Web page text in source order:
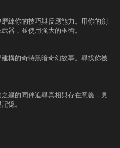
練你的技巧與反應能力。用你的劍
器，並使用強大的巫術。
構的奇特黑暗奇幻故事。尋找你被
軀的同伴追尋真相與存在意義，見
憶。